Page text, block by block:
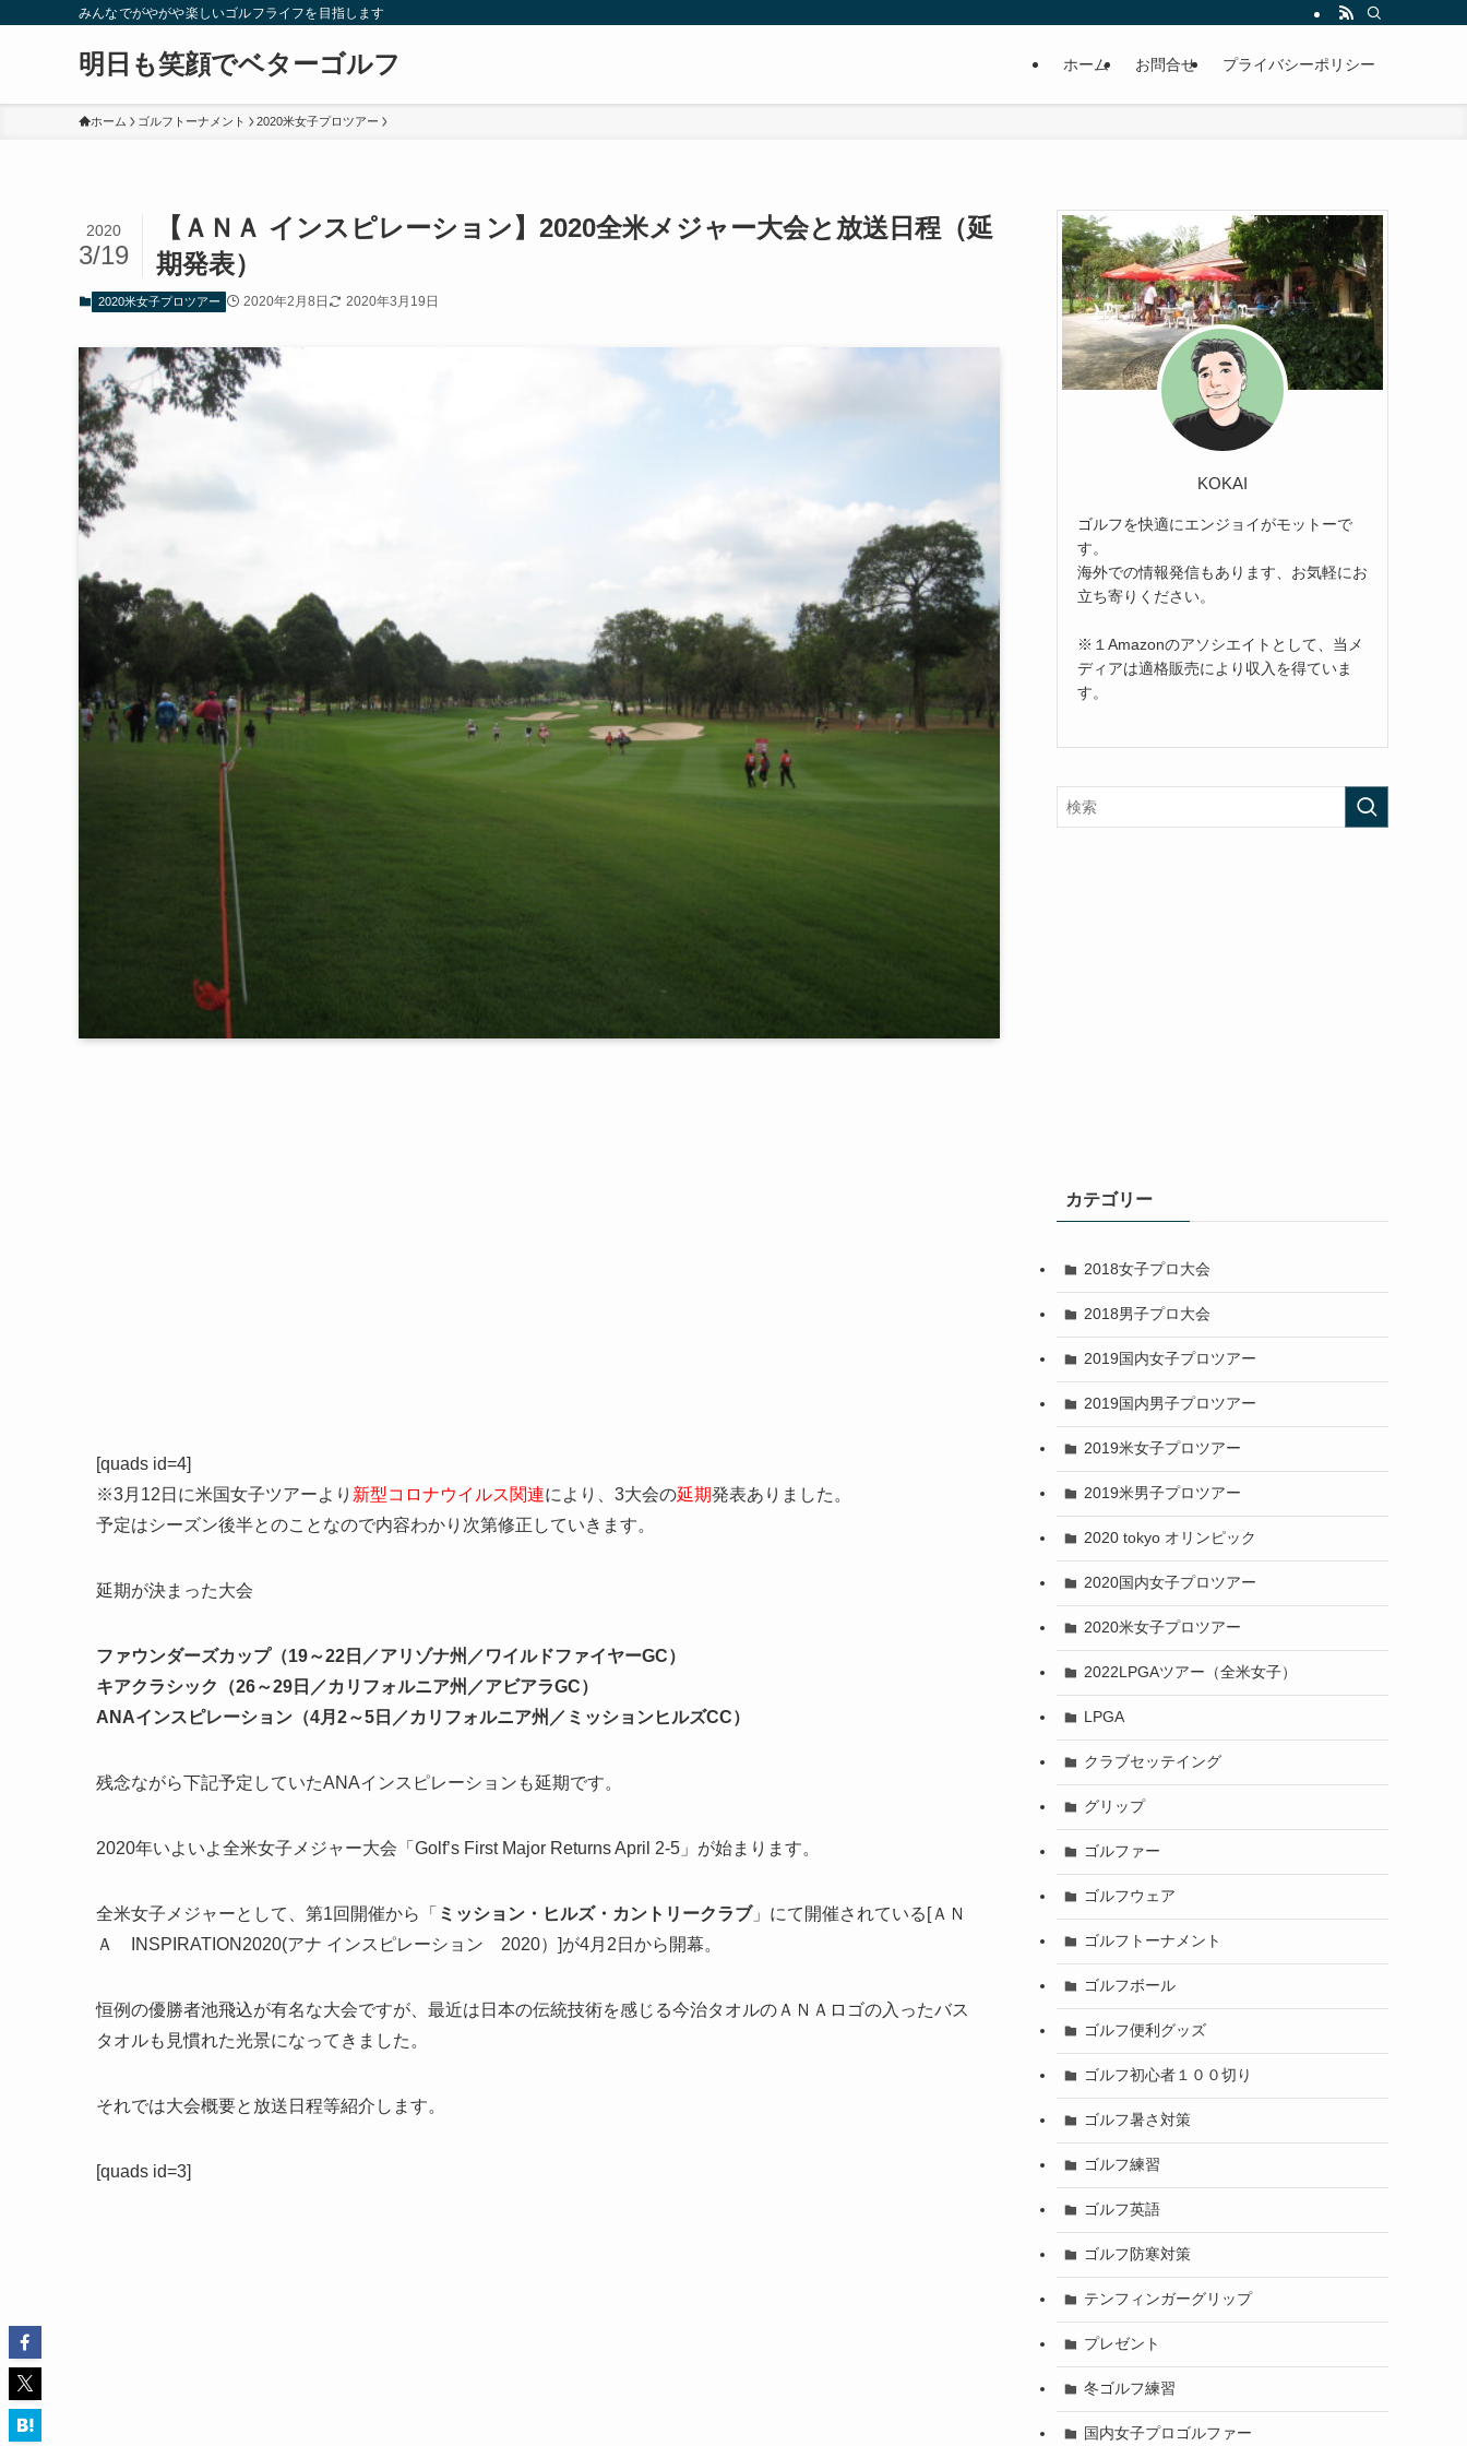
みんなでがやがや楽しいゴルフライフを目指します
明日も笑顔でベターゴルフ ホーム お問合せ プライバシーポリシー
ホーム ゴルフトーナメント 2020米女子プロツアー
【ＡＮＡ インスピレーション】2020全米メジャー大会と放送日程（延
期発表）
2020
3/19
2020米女子プロツアー 2020年2月8日 2020年3月19日
[quads id=4]
※3月12日に米国女子ツアーより 新型コロナウイルス関連により、3大会の延期発表ありました。
予定はシーズン後半とのことなので内容わかり次第修正していきます。
延期が決まった大会
ファウンダーズカップ（19～22日／アリゾナ州／ワイルドファイヤーGC）
キアクラシック（26～29日／カリフォルニア州／アビアラGC）
ANAインスピレーション（4月2～5日／カリフォルニア州／ミッションヒルズCC）
残念ながら下記予定していたANAインスピレーションも延期です。
2020年いよいよ全米女子メジャー大会 「Golf’s First Major Returns April 2-5」が始まります。
全米女子メジャーとして、第1回開催から「 ミッション・ヒルズ・カントリークラブ」にて開催されている [ＡＮ
Ａ INSPIRATION2020(アナ インスピレーション 2020）]が4月2日から開幕。
恒例の優勝者池飛込が有名な大会ですが、最近は日本の伝統技術を感じる今治タオルのＡＮＡロゴの入ったバス
タオルも見慣れた光景になってきました。
それでは大会概要と放送日程等紹介します。
[quads id=3]
KOKAI
ゴルフを快適にエンジョイがモットーで
す。
海外での情報発信もあります、お気軽にお
立ち寄りください。
※１Amazonのアソシエイトとして、当メ
ディアは適格販売により収入を得ていま
す。
カテゴリー
2018女子プロ大会
2018男子プロ大会
2019国内女子プロツアー
2019国内男子プロツアー
2019米女子プロツアー
2019米男子プロツアー
2020 tokyo オリンピック
2020国内女子プロツアー
2020米女子プロツアー
2022LPGAツアー（全米女子）
LPGA
クラブセッテイング
グリップ
ゴルファー
ゴルフウェア
ゴルフトーナメント
ゴルフボール
ゴルフ便利グッズ
ゴルフ初心者１００切り
ゴルフ暑さ対策
ゴルフ練習
ゴルフ英語
ゴルフ防寒対策
テンフィンガーグリップ
プレゼント
冬ゴルフ練習
国内女子プロゴルファー